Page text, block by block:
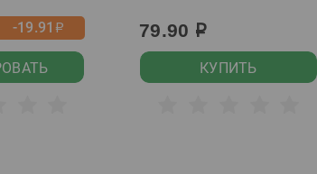
-19.91 р 79.90 р
КУПИТЬ